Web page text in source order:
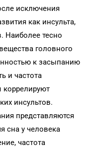
исключения
как инсульта,
Наиболее тесно
головного
к засыпанию
и частота
коррелируют
инсультов.
представляются
сна у человека
частота